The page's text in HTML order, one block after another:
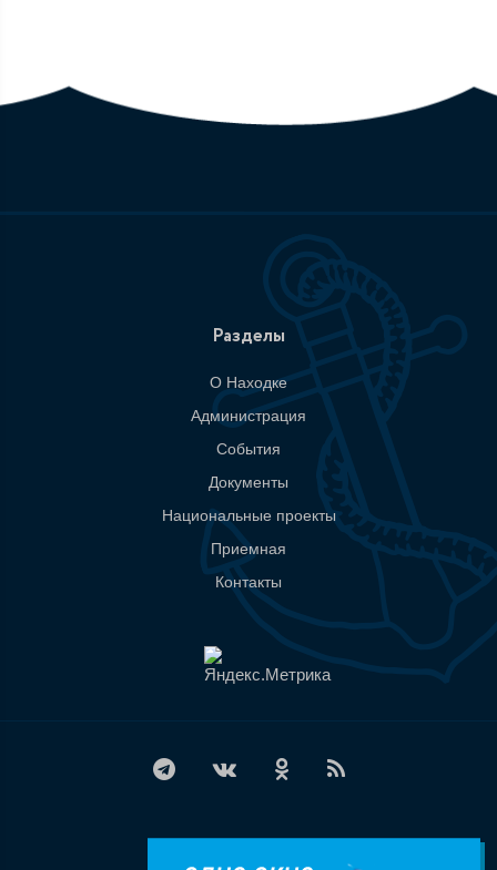
Разделы
О Находке
Администрация
События
Документы
Национальные проекты
Приемная
Контакты